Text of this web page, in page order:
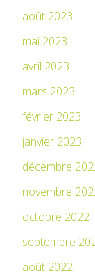
août 2023
mai 2023
avril 2023
mars 2023
février 2023
janvier 2023
décembre
novembre
octobre 2022
septembre
août 2022